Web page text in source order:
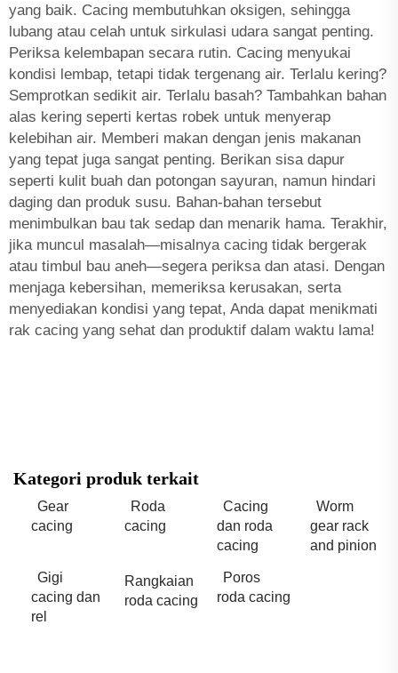
yang baik. Cacing membutuhkan oksigen, sehingga
lubang atau celah untuk sirkulasi udara sangat penting.
Periksa kelembapan secara rutin. Cacing menyukai
kondisi lembap, tetapi tidak tergenang air. Terlalu kering?
Semprotkan sedikit air. Terlalu basah? Tambahkan bahan
alas kering seperti kertas robek untuk menyerap
kelebihan air. Memberi makan dengan jenis makanan
yang tepat juga sangat penting. Berikan sisa dapur
seperti kulit buah dan potongan sayuran, namun hindari
daging dan produk susu. Bahan-bahan tersebut
menimbulkan bau tak sedap dan menarik hama. Terakhir,
jika muncul masalah—misalnya cacing tidak bergerak
atau timbul bau aneh—segera periksa dan atasi. Dengan
menjaga kebersihan, memeriksa kerusakan, serta
menyediakan kondisi yang tepat, Anda dapat menikmati
rak cacing yang sehat dan produktif dalam waktu lama!
Kategori produk terkait
Gear
cacing
Roda
cacing
Cacing
dan roda
cacing
Worm
gear rack
and pinion
Gigi
cacing dan
rel
Rangkaian
roda cacing
Poros
roda cacing